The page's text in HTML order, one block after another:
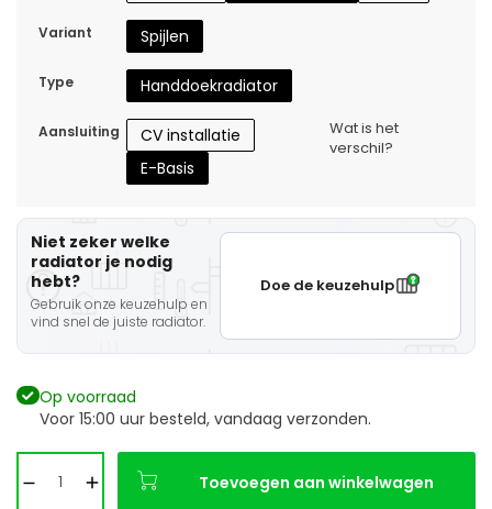
Variant Spijlen
Type Handdoekradiator
Aansluiting
CV installatie
E-Basis
Wat is het
verschil?
Niet zeker welke
radiator je nodig
hebt?
Gebruik onze keuzehulp en
vind snel de juiste radiator.
Doe de keuzehulp
Op voorraad
Voor 15:00 uur besteld, vandaag verzonden.
Toevoegen aan winkelwagen